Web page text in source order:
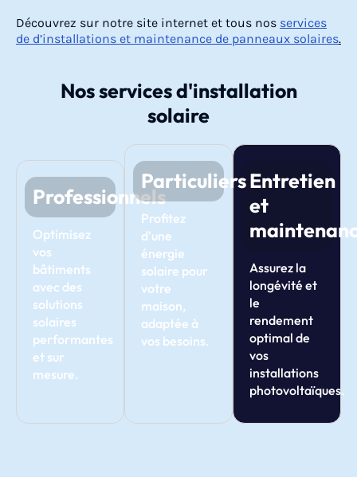
Découvrez sur notre site internet et tous nos services
de d’installations et maintenance de panneaux solaires.
Nos services d'installation
solaire
Professionnels
Optimisez
vos
bâtiments
avec des
solutions
solaires
performantes
et sur
mesure.
Particuliers
Profitez
d'une
énergie
solaire pour
votre
maison,
adaptée à
vos besoins.
Entretien
et
Assurez la
longévité et
le
rendement
optimal de
vos
installations
photovoltaïques.